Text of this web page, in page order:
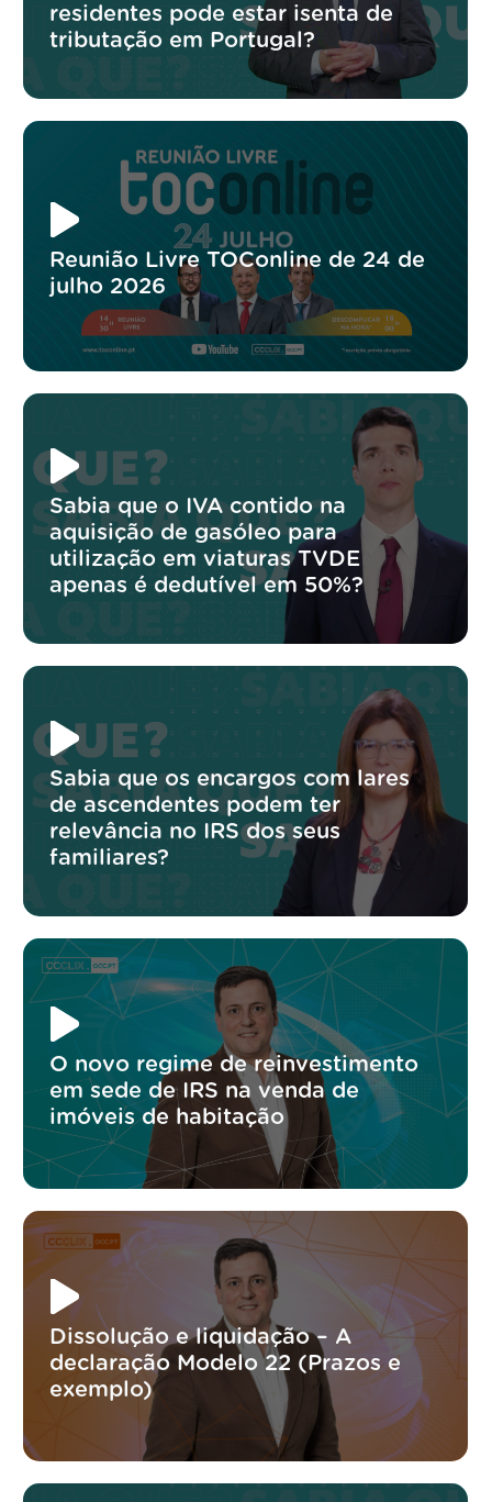
residentes pode estar isenta de
tributação em Portugal?
Reunião Livre TOConline de 24 de
julho 2026
Sabia que o IVA contido na
aquisição de gasóleo para
utilização em viaturas TVDE
apenas é dedutível em 50%?
Sabia que os encargos com lares
de ascendentes podem ter
relevância no IRS dos seus
familiares?
O novo regime de reinvestimento
em sede de IRS na venda de
imóveis de habitação
Dissolução e liquidação – A
declaração Modelo 22 (Prazos e
exemplo)